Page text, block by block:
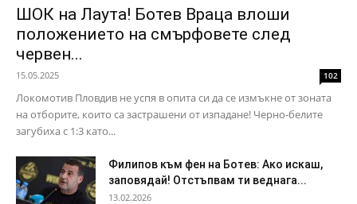
ШОК на Лаута! Ботев Враца влоши
положението на смърфовете след
червен...
15.05.2025 102
Локомотив Пловдив не успя в опита си да се измъкне от зоната
на отборите, които са застрашени от изпадане! Черно-белите
загубиха с 1:3 като...
Филипов към фен на Ботев: Ако искаш,
заповядай! Отстъпвам ти веднага...
13.02.2026